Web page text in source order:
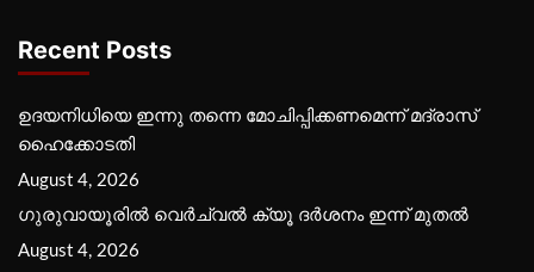
Recent Posts
ഉദയനിധിയെ ഇന്നു തന്നെ മോചിപ്പിക്കണമെന്ന് മദ്രാസ്
ഹൈക്കോടതി
August 4, 2026
ഗുരുവായൂരില്‍ വെര്‍ച്വല്‍ ക്യൂ ദര്‍ശനം ഇന്ന് മുതല്‍
August 4, 2026